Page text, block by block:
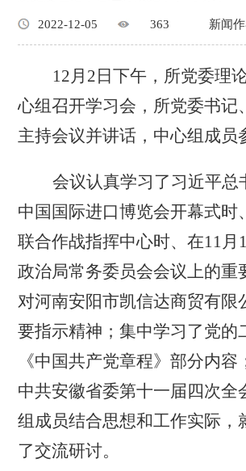
2022-12-05 363 新闻作者
12月2日下午，所党委理
心组召开学习会， 所党委书记
主持会议并讲话，中心组成员
会议认真学习了习近平总
中国国际进口博览会开幕式时
联合作战指挥中心时、在11月
政治局常务委员会会议上的重
对河南安阳市凯信达商贸有限
要指示精神；集中学习了党的
《中国共产党章程》部分内容
中共安徽省委第十一届四次全
组成员结合思想和工作实际，
了交流研讨。